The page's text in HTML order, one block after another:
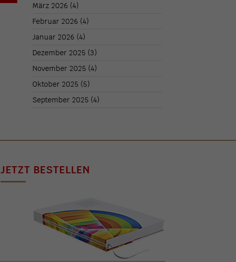
März 2026 (4)
Februar 2026 (4)
Januar 2026 (4)
Dezember 2025 (3)
November 2025 (4)
Oktober 2025 (5)
September 2025 (4)
JETZT BESTELLEN